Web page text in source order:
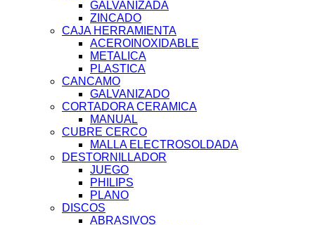
GALVANIZADA
ZINCADO
CAJA HERRAMIENTA
ACEROINOXIDABLE
METALICA
PLASTICA
CANCAMO
GALVANIZADO
CORTADORA CERAMICA
MANUAL
CUBRE CERCO
MALLA ELECTROSOLDADA
DESTORNILLADOR
JUEGO
PHILIPS
PLANO
DISCOS
ABRASIVOS